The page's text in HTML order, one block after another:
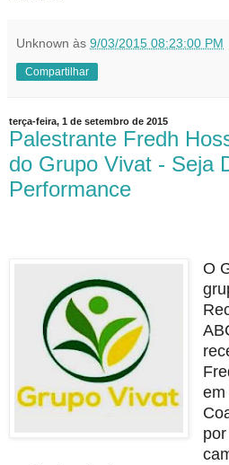
Unknown às 9/03/2015 08:23:00 PM
Compartilhar
terça-feira, 1 de setembro de 2015
Palestrante Fredh
do Grupo Vivat - Seja
Performance
O
em